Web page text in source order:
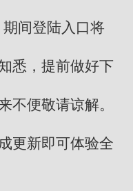
间登陆入口将
悉，提前做好下
不便敬请谅解。
更新即可体验全